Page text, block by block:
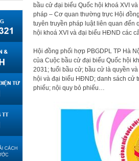
bầu cử đại biểu Quốc hội khoá XVI
pháp – Cơ quan thường trực Hội
tuyên truyền pháp luật liên quan đến
hội khoá XVI và đại biểu HĐND các
Hội đồng phối hợp PBGDPL TP Hà
của Cuộc bầu cử đại biểu Quốc hội
2031; tuổi bầu cử; bầu cử là quyền
hội và đại biểu HĐND; danh sách cử
phiếu; nội quy bỏ phiếu…